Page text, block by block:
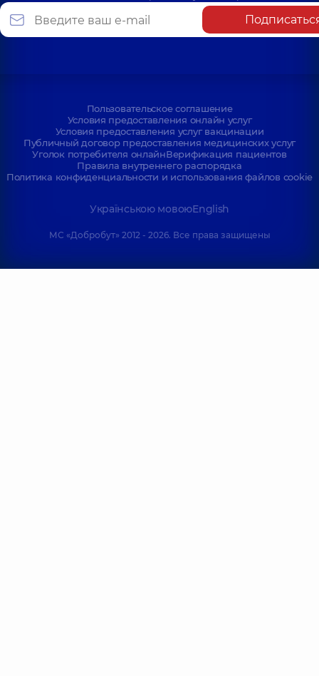
Пользовательское соглашение
Условия предоставления онлайн услуг
Условия предоставления услуг вакцинации
Публичный договор предоставления медицинских услуг
Уголок потребителя онлайнВерификация пациентов
Правила внутреннего распорядка
Политика конфиденциальности и использования файлов cookie
Українською мовоюEnglish
МС «Добробут» 2012 - 2026. Все права защищены